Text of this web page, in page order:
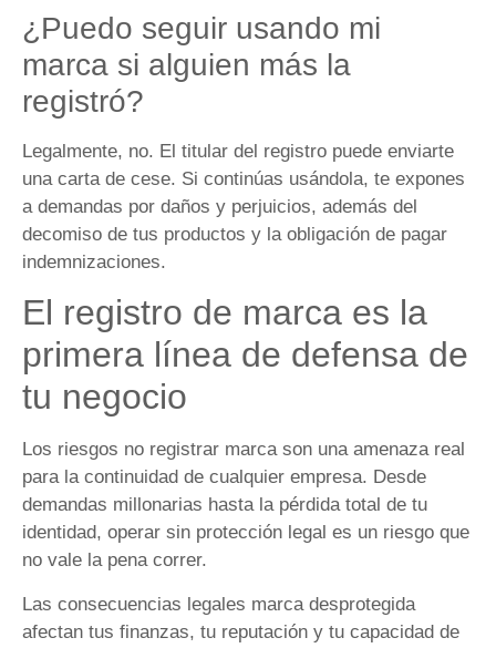
¿Puedo seguir usando mi
marca si alguien más la
registró?
Legalmente, no. El titular del registro puede enviarte
una carta de cese. Si continúas usándola, te expones
a demandas por daños y perjuicios, además del
decomiso de tus productos y la obligación de pagar
indemnizaciones.
El registro de marca es la
primera línea de defensa de
tu negocio
Los riesgos no registrar marca son una amenaza real
para la continuidad de cualquier empresa. Desde
demandas millonarias hasta la pérdida total de tu
identidad, operar sin protección legal es un riesgo que
no vale la pena correr.
Las consecuencias legales marca desprotegida
afectan tus finanzas, tu reputación y tu capacidad de